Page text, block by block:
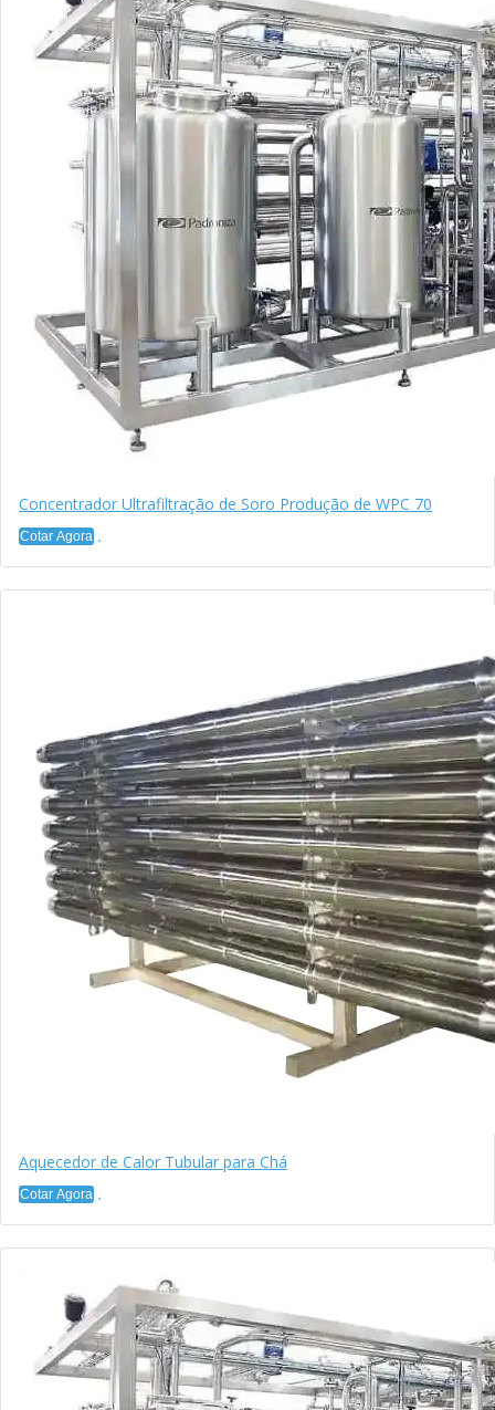
Concentrador Ultrafiltração de Soro Produção de WPC 70
Cotar Agora
Aquecedor de Calor Tubular para Chá
Cotar Agora